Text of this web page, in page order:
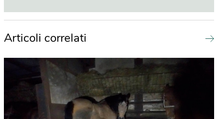
Articoli correlati